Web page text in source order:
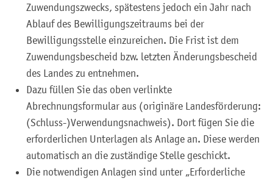
Zuwendungszwecks, spätestens jedoch ein Jahr nach
Ablauf des Bewilligungszeitraums bei der
Bewilligungsstelle einzureichen. Die Frist ist dem
Zuwendungsbescheid bzw. letzten Änderungsbescheid
des Landes zu entnehmen.
Dazu füllen Sie das oben verlinkte
Abrechnungsformular aus (originäre Landesförderung:
(Schluss-)Verwendungsnachweis). Dort fügen Sie die
erforderlichen Unterlagen als Anlage an. Diese werden
automatisch an die zuständige Stelle geschickt.
Die notwendigen Anlagen sind unter „Erforderliche